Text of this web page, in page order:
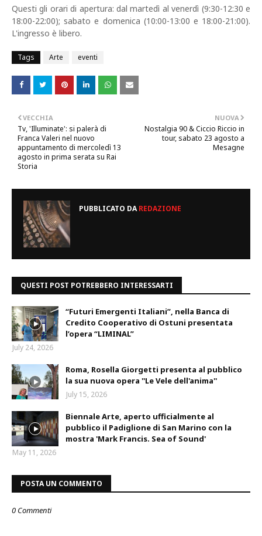
Questi gli orari di apertura: dal martedì al venerdì (9:30-12:30 e
18:00-22:00); sabato e domenica (10:00-13:00 e 18:00-21:00).
L'ingresso è libero.
Tags Arte eventi
NUOVA
Nostalgia 90 & Ciccio Riccio in
tour, sabato 23 agosto a
Mesagne
VECCHIA
Tv, 'Illuminate': si palerà di
Franca Valeri nel nuovo
appuntamento di mercoledì 13
agosto in prima serata su Rai
Storia
PUBBLICATO DAREDAZIONE
QUESTI POST POTREBBERO INTERESSARTI
“Futuri Emergenti Italiani”, nella Banca di
Credito Cooperativo di Ostuni presentata
l’opera “LIMINAL”
July 24, 2026
Roma, Rosella Giorgetti presenta al pubblico
la sua nuova opera ''Le Vele dell'anima''
July 15, 2026
Biennale Arte, aperto ufficialmente al
pubblico il Padiglione di San Marino con la
mostra 'Mark Francis. Sea of Sound'
May 11, 2026
POSTA UN COMMENTO
0 Commenti